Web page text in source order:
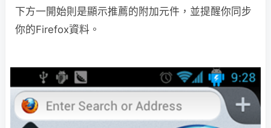
下方一開始則是顯示推薦的附加元件，並提醒你同步
你的Firefox資料。